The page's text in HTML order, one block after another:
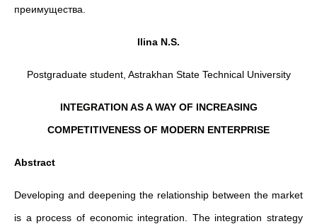
преимущества.
Ilina N.S.
Postgraduate student, Astrakhan State Technical University
INTEGRATION AS A WAY OF INCREASING
COMPETITIVENESS OF MODERN ENTERPRISE
Abstract
Developing and deepening the relationship between the market
is a process of economic integration. The integration strategy